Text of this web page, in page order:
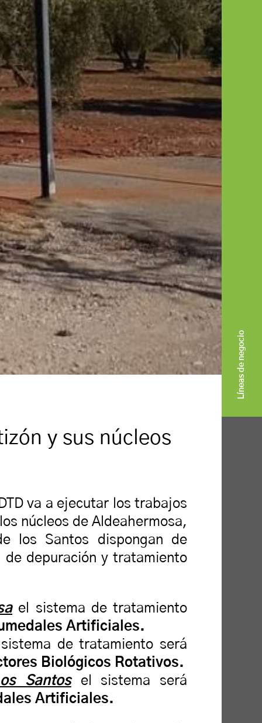
Líneas de negocio
y sus núcleos
va a ejecutar los trabajos
núcleos de Aldeahermosa,
los Santos dispongan de
de depuración y tratamiento
el sistema de tratamiento
Artificiales.
de tratamiento será
Biológicos Rotativos.
Santos
el sistema será
Artificiales.